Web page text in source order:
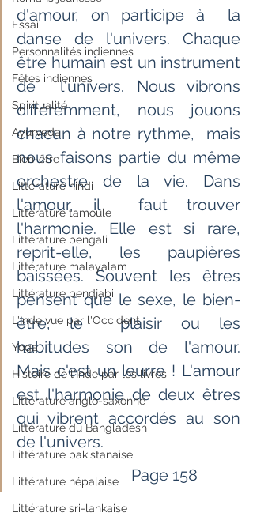
Essai
Personnalités indiennes
Fêtes indiennes
Spiritualité
Ayurveda
Bien-être
Littérature hindi
Littérature tamoule
Littérature bengali
Littérature malayalam
Littérature pendjabi
L'Inde vue par l'Occident
Yoga
Histoire de l'Inde par les livres
Littérature anglo-saxonne
Littérature du Bangladesh
Littérature pakistanaise
Littérature népalaise
Littérature sri-lankaise
d'amour, on participe à  la
danse de l'univers. Chaque
être humain est un instrument
de  l'univers. Nous vibrons
différemment, nous jouons
chacun à notre rythme,  mais
nous faisons partie du même
orchestre de la vie. Dans
l'amour, il  faut trouver
l'harmonie. Elle est si rare,
reprit-elle, les paupières
baissées. Souvent les êtres
pensent que le sexe, le bien-
être, le  plaisir ou les
habitudes son de l'amour.
Mais c'est un leurre ! L'amour
est l'harmonie de deux êtres
qui vibrent accordés au son
de l'univers.